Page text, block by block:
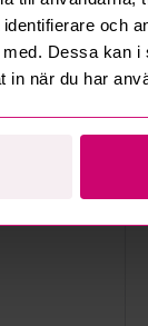
och
Dessa kan
in när du har